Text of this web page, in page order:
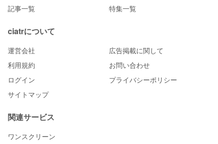
記事一覧 特集一覧
ciatrについて
運営会社
広告掲載に関して
利用規約
お問い合わせ
ログイン
プライバシーポリシー
サイトマップ
関連サービス
ワンスクリーン